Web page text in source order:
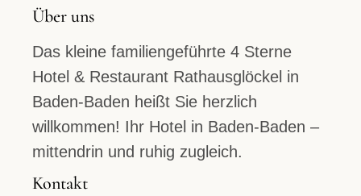
Über uns
Das kleine familiengeführte 4 Sterne
Hotel & Restaurant Rathausglöckel in
Baden-Baden heißt Sie herzlich
willkommen! Ihr Hotel in Baden-Baden –
mittendrin und ruhig zugleich.
Kontakt